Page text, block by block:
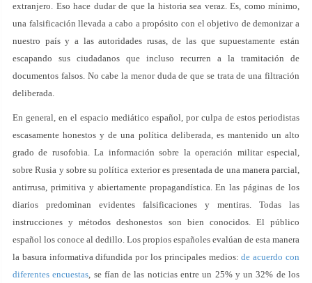
extranjero. Eso hace dudar de que la historia sea veraz. Es, como mínimo,
una falsificación llevada a cabo a propósito con el objetivo de demonizar a
nuestro país y a las autoridades rusas, de las que supuestamente están
escapando sus ciudadanos que incluso recurren a la tramitación de
documentos falsos. No cabe la menor duda de que se trata de una filtración
deliberada.
En general, en el espacio mediático español, por culpa de estos periodistas
escasamente honestos y de una política deliberada, es mantenido un alto
grado de rusofobia. La información sobre la operación militar especial,
sobre Rusia y sobre su política exterior es presentada de una manera parcial,
antirrusa, primitiva y abiertamente propagandística. En las páginas de los
diarios predominan evidentes falsificaciones y mentiras. Todas las
instrucciones y métodos deshonestos son bien conocidos. El público
español los conoce al dedillo. Los propios españoles evalúan de esta manera
la basura informativa difundida por los principales medios:de acuerdo con
diferentes encuestas, se fían de las noticias entre un 25% y un 32% de los